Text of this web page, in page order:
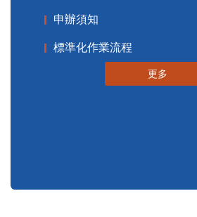
申辦須知
標準化作業流程
更多